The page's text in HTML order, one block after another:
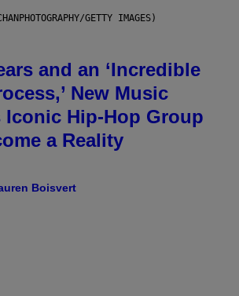
GETTY IMAGES)
and an ‘Incredible
New Music
Iconic Hip-Hop Group
a Reality
Boisvert